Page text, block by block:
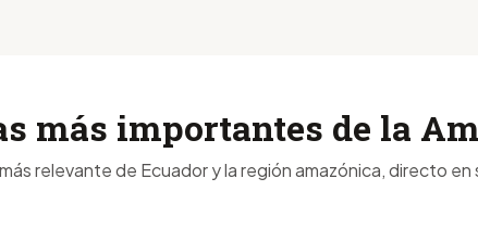
más importantes de la
relevante de Ecuador y la región amazónica, directo en